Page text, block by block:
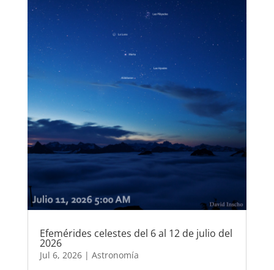
Efemérides celestes del 6 al 12 de julio del
2026
Jul 6, 2026| Astronomía